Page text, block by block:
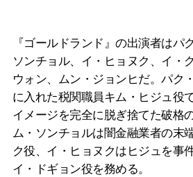
『ゴールドランド』の出演者はパ
ソンチョル、イ・ヒョヌク、イ・
ウォン、ムン・ジョンヒだ。パク
に入れた税関職員キム・ヒジュ役
イメージを完全に脱ぎ捨てた破格
ム・ソンチョルは闇金融業者の末
ク役、イ・ヒョヌクはヒジュを事
イ・ドギョン役を務める。